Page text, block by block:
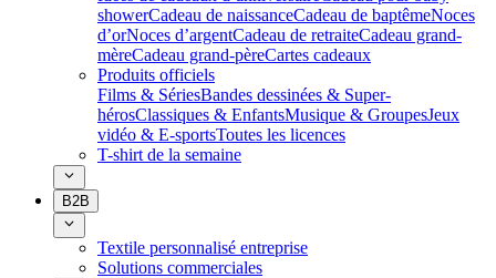
showerCadeau de naissanceCadeau de baptêmeNoces
d’orNoces d’argentCadeau de retraiteCadeau grand-
mèreCadeau grand-pèreCartes cadeaux
Produits officiels
Films & SériesBandes dessinées & Super-
hérosClassiques & EnfantsMusique & GroupesJeux
vidéo & E-sportsToutes les licences
T-shirt de la semaine
B2B
Textile personnalisé entreprise
Solutions commerciales